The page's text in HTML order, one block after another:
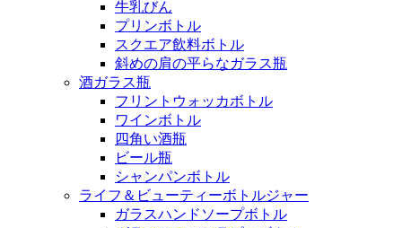
牛乳びん
プリンボトル
スクエア飲料ボトル
斜めの肩の平らなガラス瓶
酒ガラス瓶
フリントウォッカボトル
ワインボトル
四角い酒瓶
ビール瓶
シャンパンボトル
ライフ＆ビューティーボトルジャー
ガラスハンドソープボトル